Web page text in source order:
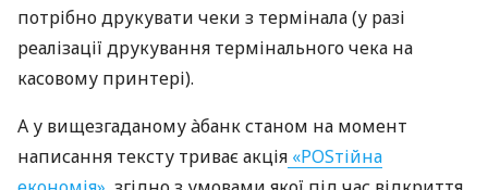
потрібно друкувати чеки з термінала (у разі
реалізації друкування термінального чека на
касовому принтері).
А у вищезгаданому àбанк станом на момент
написання тексту триває акція «POSтійна